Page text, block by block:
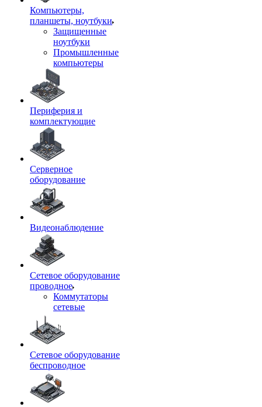
Компьютеры,
планшеты, ноутбуки
Защищенные
ноутбуки
Промышленные
компьютеры
Периферия и
комплектующие
Серверное
оборудование
Видеонаблюдение
Сетевое оборудование
проводное
Коммутаторы
сетевые
Сетевое оборудование
беспроводное